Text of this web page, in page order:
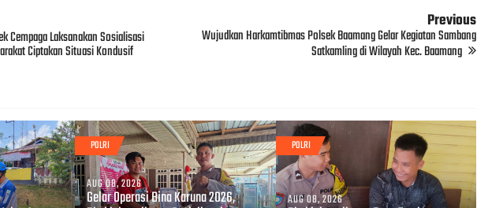
Cempaga Laksanakan Sosialisasi
Ciptakan Situasi Kondusif
Previous
Wujudkan Harkamtibmas Polsek Baamang Gelar Kegiatan Sambang
Satkamling di Wilayah Kec. Baamang
POLRI
AUG 08, 2026
Gelar Operasi Bina Karuna 2026,
POLRI
AUG 08, 2026